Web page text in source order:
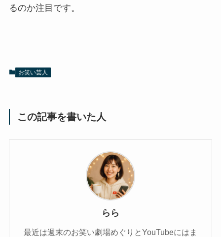
るのか注目です。
お笑い芸人
この記事を書いた人
らら
最近は週末のお笑い劇場めぐりとYouTubeにはま